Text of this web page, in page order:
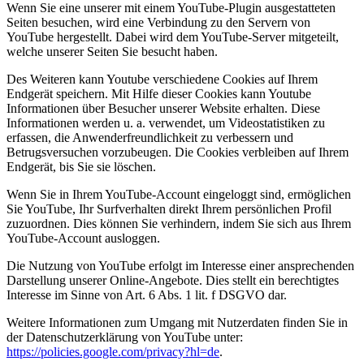
Wenn Sie eine unserer mit einem YouTube-Plugin ausgestatteten
Seiten besuchen, wird eine Verbindung zu den Servern von
YouTube hergestellt. Dabei wird dem YouTube-Server mitgeteilt,
welche unserer Seiten Sie besucht haben.
Des Weiteren kann Youtube verschiedene Cookies auf Ihrem
Endgerät speichern. Mit Hilfe dieser Cookies kann Youtube
Informationen über Besucher unserer Website erhalten. Diese
Informationen werden u. a. verwendet, um Videostatistiken zu
erfassen, die Anwenderfreundlichkeit zu verbessern und
Betrugsversuchen vorzubeugen. Die Cookies verbleiben auf Ihrem
Endgerät, bis Sie sie löschen.
Wenn Sie in Ihrem YouTube-Account eingeloggt sind, ermöglichen
Sie YouTube, Ihr Surfverhalten direkt Ihrem persönlichen Profil
zuzuordnen. Dies können Sie verhindern, indem Sie sich aus Ihrem
YouTube-Account ausloggen.
Die Nutzung von YouTube erfolgt im Interesse einer ansprechenden
Darstellung unserer Online-Angebote. Dies stellt ein berechtigtes
Interesse im Sinne von Art. 6 Abs. 1 lit. f DSGVO dar.
Weitere Informationen zum Umgang mit Nutzerdaten finden Sie in
der Datenschutzerklärung von YouTube unter:
https://policies.google.com/privacy?hl=de.